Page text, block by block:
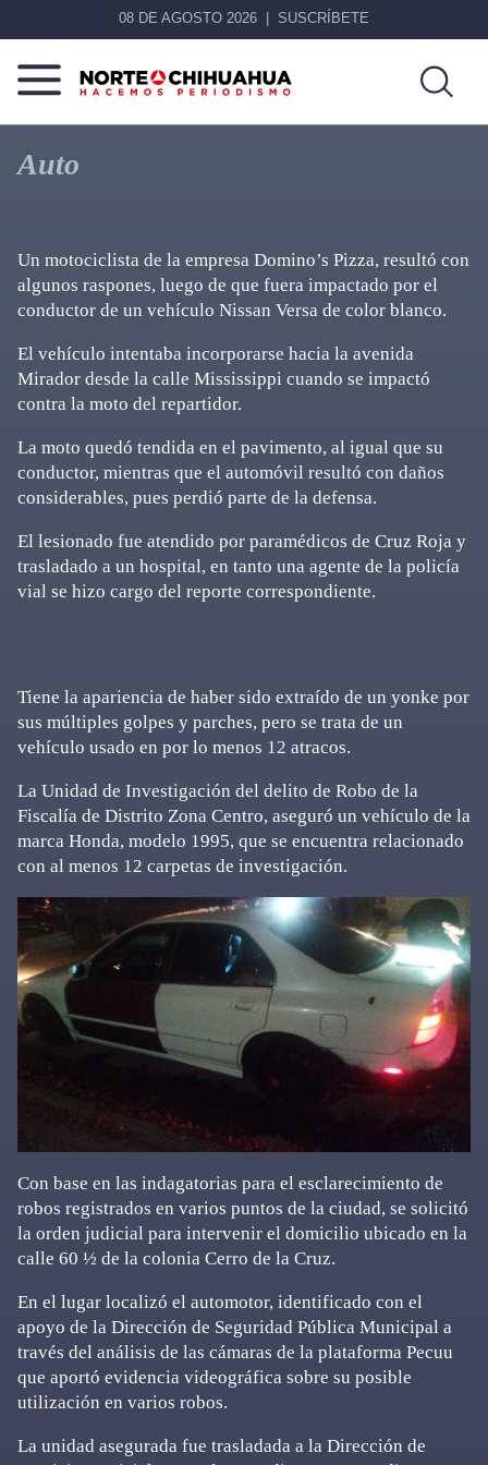
08 DE AGOSTO 2026 SUSCRÍBETE
Norte
Chihuahua
Más
Auto
Un motociclista de la empresa Domino’s Pizza, resultó con
algunos raspones, luego de que fuera impactado por el
conductor de un vehículo Nissan Versa de color blanco.
El vehículo intentaba incorporarse hacia la avenida
Mirador desde la calle Mississippi cuando se impactó
contra la moto del repartidor.
La moto quedó tendida en el pavimento, al igual que su
conductor, mientras que el automóvil resultó con daños
considerables, pues perdió parte de la defensa.
El lesionado fue atendido por paramédicos de Cruz Roja y
trasladado a un hospital, en tanto una agente de la policía
vial se hizo cargo del reporte correspondiente.
Tiene la apariencia de haber sido extraído de un yonke por
sus múltiples golpes y parches, pero se trata de un
vehículo usado en por lo menos 12 atracos.
La Unidad de Investigación del delito de Robo de la
Fiscalía de Distrito Zona Centro, aseguró un vehículo de la
marca Honda, modelo 1995, que se encuentra relacionado
con al menos 12 carpetas de investigación.
Con base en las indagatorias para el esclarecimiento de
robos registrados en varios puntos de la ciudad, se solicitó
la orden judicial para intervenir el domicilio ubicado en la
calle 60 ½ de la colonia Cerro de la Cruz.
En el lugar localizó el automotor, identificado con el
apoyo de la Dirección de Seguridad Pública Municipal a
través del análisis de las cámaras de la plataforma Pecuu
que aportó evidencia videográfica sobre su posible
utilización en varios robos.
La unidad asegurada fue trasladada a la Dirección de